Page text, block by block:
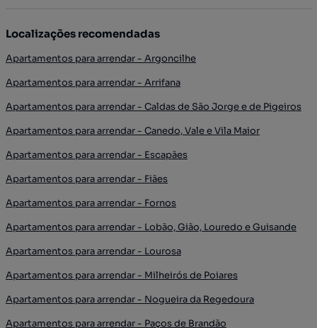
Localizações recomendadas
Apartamentos para arrendar - Argoncilhe
Apartamentos para arrendar - Arrifana
Apartamentos para arrendar - Caldas de São Jorge e de Pigeiros
Apartamentos para arrendar - Canedo, Vale e Vila Maior
Apartamentos para arrendar - Escapães
Apartamentos para arrendar - Fiães
Apartamentos para arrendar - Fornos
Apartamentos para arrendar - Lobão, Gião, Louredo e Guisande
Apartamentos para arrendar - Lourosa
Apartamentos para arrendar - Milheirós de Poiares
Apartamentos para arrendar - Nogueira da Regedoura
Apartamentos para arrendar - Paços de Brandão